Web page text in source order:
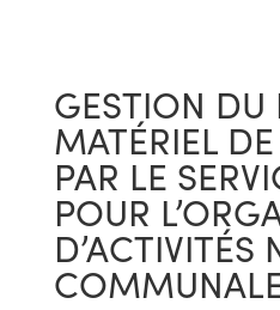
GESTION DU
MATÉRIEL
PAR LE
POUR
D’ACTIVITÉS